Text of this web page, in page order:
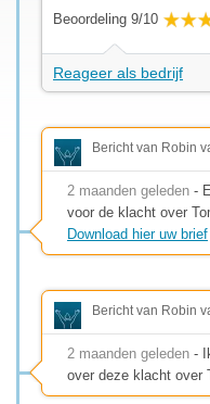
Beoordeling 9/10
Reageer als bedrijf
Bericht van Robin
2 maanden geleden -
voor de klacht over
Download hier uw brief
Bericht van Robin
2 maanden geleden -
over deze klacht over